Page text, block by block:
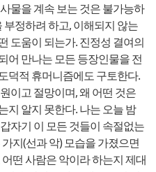
물을 계속 보는 것은 불가능하
정하려 하고, 이해되지 않는
도움이 되는가. 진정성 결여의
어 만나는 모든 등장인물을 전
덕적 휴머니즘에도 구토한다.
이고 절망이며, 왜 어떤 것은
지 알지 못한다. 나는 오늘 밤
자기 이 모든 것들이 속절없는
지(선과 악) 모습을 가졌으면
떤 사람은 악이라 하는지 제대